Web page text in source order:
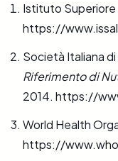
Istituto Superiore
https://
Società Italiana di
Riferimento di
2014. https://
World Health
https://